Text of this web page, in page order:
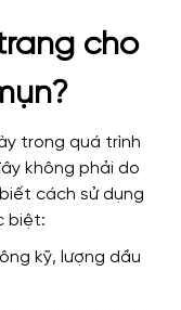
cho
trong quá trình
không phải do
cách sử dụng
biệt:
kỹ, lượng dầu